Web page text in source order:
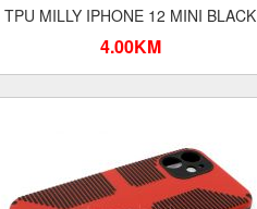
TPU MILLY IPHONE 12 MINI BLACK
4.00KM